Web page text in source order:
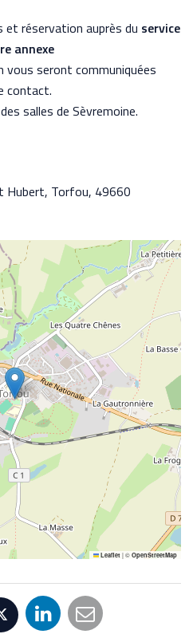
et réservation auprès du service
annexe
vous seront communiquées
contact.
des salles de Sèvremoine.
Hubert, Torfou, 49660
Leaflet |© OpenStreetMap